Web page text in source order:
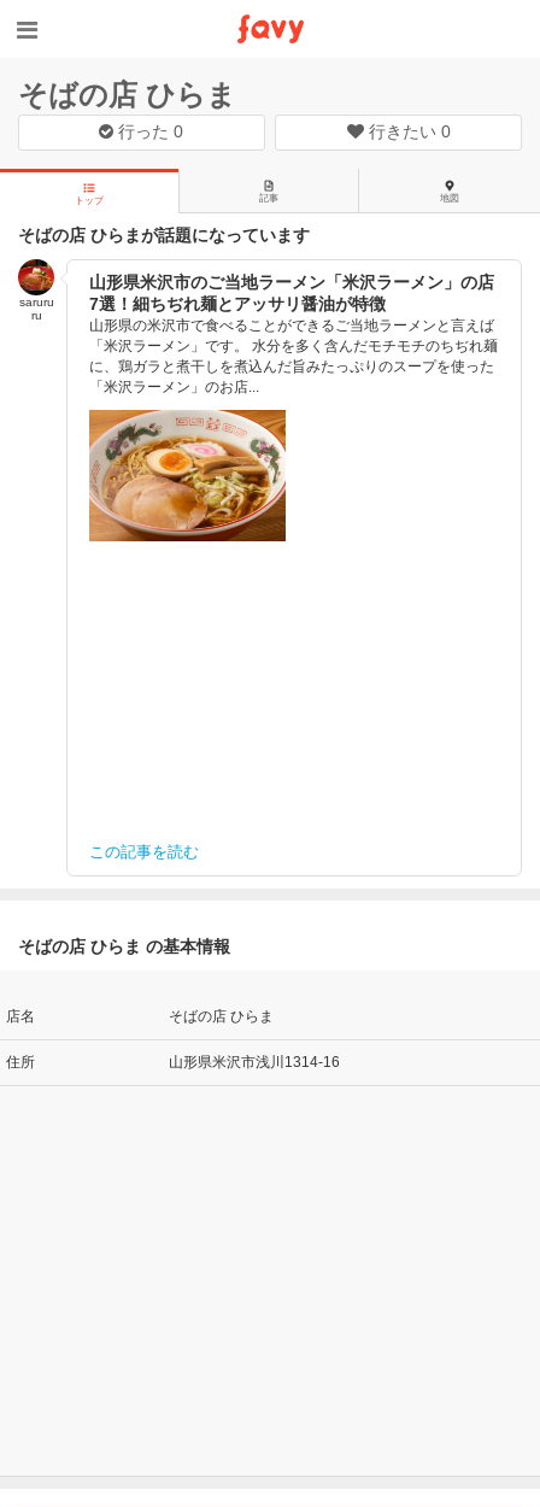
そばの店 ひらま
行った0 行きたい 0
トップ 記事 地図
そばの店 ひらまが話題になっています
saruru
ru
山形県米沢市のご当地ラーメン「米沢ラーメン」の店
7選！細ちぢれ麺とアッサリ醤油が特徴
山形県の米沢市で食べることができるご当地ラーメンと言えば
「米沢ラーメン」です。 水分を多く含んだモチモチのちぢれ麺
に、鶏ガラと煮干しを煮込んだ旨みたっぷりのスープを使った
「米沢ラーメン」のお店...
この記事を読む
そばの店 ひらま の基本情報
店名 そばの店 ひらま
住所 山形県米沢市浅川1314-16